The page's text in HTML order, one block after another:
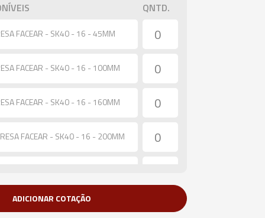
QNTD.
FACEAR - SK40 - 16 - 45MM
FACEAR - SK40 - 16 - 100MM
FACEAR - SK40 - 16 - 160MM
FACEAR - SK40 - 16 - 200MM
FACEAR - SK40 - 22 - 45MM
ADICIONAR COTAÇÃO